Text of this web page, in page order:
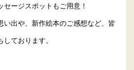
セージスポットもご用意！
い出や、新作絵本のご感想など、皆
ております。